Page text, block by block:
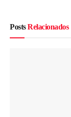
PostsRelacionados